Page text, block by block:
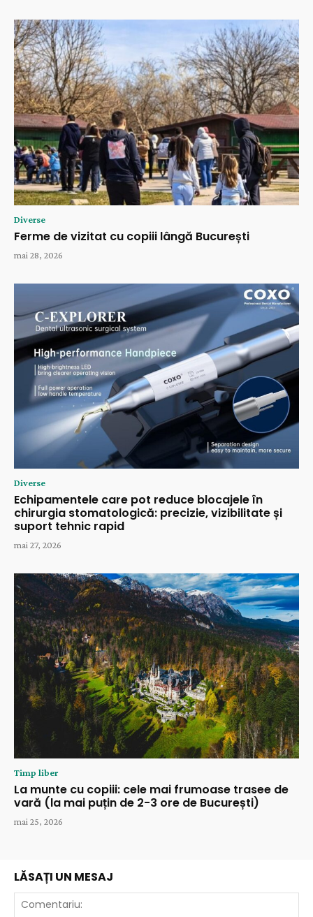
Diverse
Ferme de vizitat cu copiii lângă București
mai 28, 2026
Diverse
Echipamentele care pot reduce blocajele în
chirurgia stomatologică: precizie, vizibilitate și
suport tehnic rapid
mai 27, 2026
Timp liber
La munte cu copiii: cele mai frumoase trasee de
vară (la mai puțin de 2-3 ore de București)
mai 25, 2026
LĂSAȚI UN MESAJ